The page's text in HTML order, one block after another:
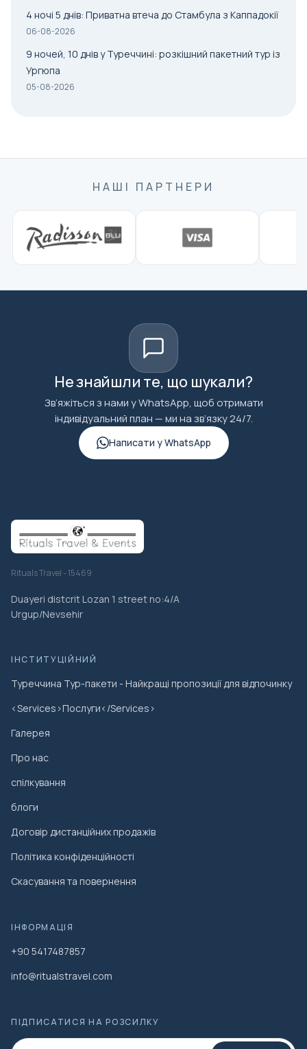
4 ночі 5 днів: Приватна втеча до Стамбула з Каппадокії
06-08-2026
9 ночей, 10 днів у Туреччині: розкішний пакетний тур із
Ургюпа
05-08-2026
НАШІ ПАРТНЕРИ
Не знайшли те, що шукали?
Зв’яжіться з нами у WhatsApp, щоб отримати
індивідуальний план — ми на зв’язку 24/7.
Написати у WhatsApp
Rituals Travel - 15469
Duayeri distcrit Lozan 1 street no:4/A
Urgup/Nevsehir
ІНСТИТУЦІЙНИЙ
Туреччина Тур-пакети - Найкращі пропозиції для відпочинку
<Services>Послуги</Services>
Галерея
Про нас
спілкування
блоги
Договір дистанційних продажів
Політика конфіденційності
Скасування та повернення
ІНФОРМАЦІЯ
+90 5417487857
info@ritualstravel.com
ПІДПИСАТИСЯ НА РОЗСИЛКУ